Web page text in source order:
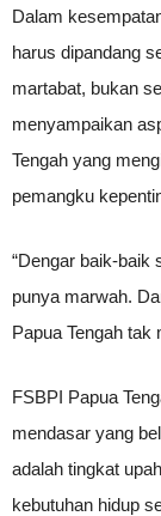
Dalam
harus dipandang
martabat, bukan
menyampaikan
Tengah yang
pemangku
“Dengar baik-baik
punya marwah.
Papua Tengah tak
FSBPI Papua
mendasar yang
adalah tingkat
kebutuhan hidup